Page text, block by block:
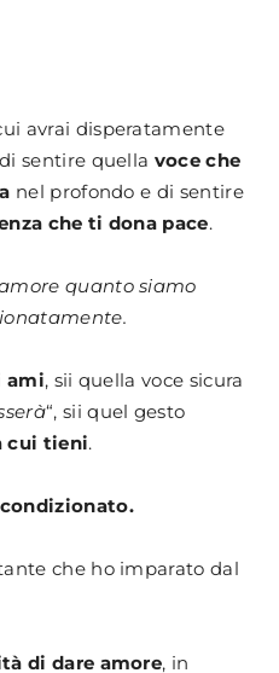
avrai disperatamente
sentire quella voce che
nel profondo e di sentire
che ti dona pace.
quanto siamo
ami, sii quella voce sicura
“, sii quel gesto
cui tieni.
che ho imparato dal
di dare amore, in